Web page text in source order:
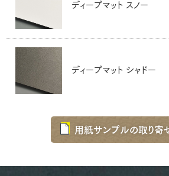
ディープマット スノー
ディープマット シャドー
用紙サンプルの取り寄